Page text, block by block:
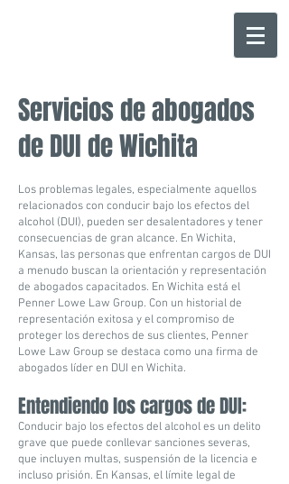
Servicios de abogados
de DUI de Wichita
Los problemas legales, especialmente aquellos
relacionados con conducir bajo los efectos del
alcohol (DUI), pueden ser desalentadores y tener
consecuencias de gran alcance. En Wichita,
Kansas, las personas que enfrentan cargos de DUI
a menudo buscan la orientación y representación
de abogados capacitados. En Wichita está el
Penner Lowe Law Group. Con un historial de
representación exitosa y el compromiso de
proteger los derechos de sus clientes, Penner
Lowe Law Group se destaca como una firma de
abogados líder en DUI en Wichita.
Entendiendo los cargos de DUI:
Conducir bajo los efectos del alcohol es un delito
grave que puede conllevar sanciones severas,
que incluyen multas, suspensión de la licencia e
incluso prisión. En Kansas, el límite legal de